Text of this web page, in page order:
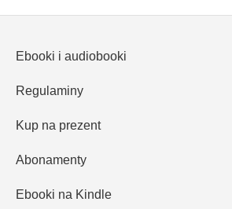
Ebooki i audiobooki
Regulaminy
Kup na prezent
Abonamenty
Ebooki na Kindle